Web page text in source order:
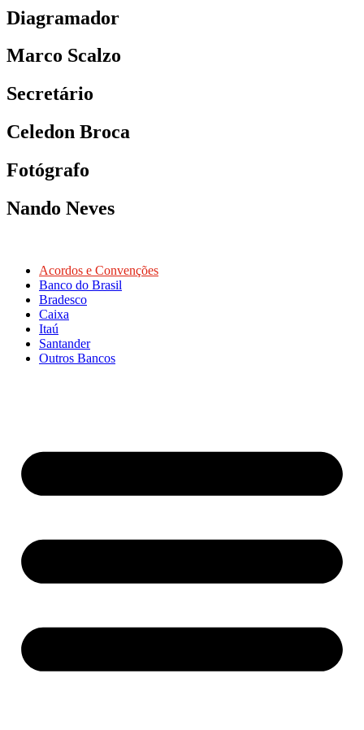
Diagramador
Marco Scalzo
Secretário
Celedon Broca
Fotógrafo
Nando Neves
Acordos e Convenções
Banco do Brasil
Bradesco
Caixa
Itaú
Santander
Outros Bancos